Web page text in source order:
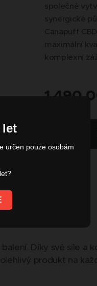
let
určen pouze osobám
společně
synergické
Canapuff
maximální
komplexní
1
Díky své síle a
produkt na